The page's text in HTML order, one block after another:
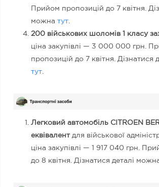
Прийом пропозицій до 7 квітня.
можна тут
200 військових шоломів 1 класу
ціна закупівлі — 3 000 000 грн.
пропозицій до 7 квітня. Дізнатися
тут
Легковий автомобіль CITROEN
еквівалентдля військової
ціна закупівлі — 1 917 040 грн.
до 8 квітня. Дізнатися деталі